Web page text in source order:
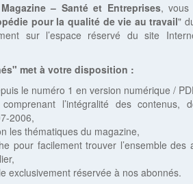
– Santé et Entreprises, vous
pour la qualité de vie au travail"
sur l’espace réservé du site
met à votre disposition :
le numéro 1 en version numérique /
l’intégralité des contenus,
2006,
les thématiques du magazine,
pour facilement trouver l’ensemble des
exclusivement réservée à nos abonnés.